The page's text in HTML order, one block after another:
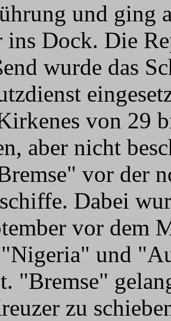
und ging
ins Dock. Die
wurde das
von 29
aber nicht
vor der
Dabei
vor dem
und
"Bremse"
zu